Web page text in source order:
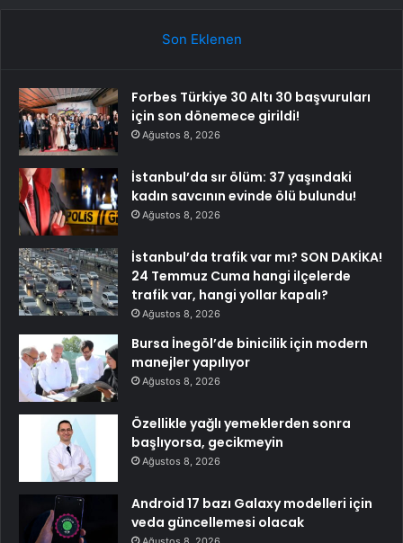
Son Eklenen
Forbes Türkiye 30 Altı 30 başvuruları
için son dönemece girildi!
Ağustos 8, 2026
İstanbul’da sır ölüm: 37 yaşındaki
kadın savcının evinde ölü bulundu!
Ağustos 8, 2026
İstanbul’da trafik var mı? SON DAKİKA!
24 Temmuz Cuma hangi ilçelerde
trafik var, hangi yollar kapalı?
Ağustos 8, 2026
Bursa İnegöl’de binicilik için modern
manejler yapılıyor
Ağustos 8, 2026
Özellikle yağlı yemeklerden sonra
başlıyorsa, gecikmeyin
Ağustos 8, 2026
Android 17 bazı Galaxy modelleri için
veda güncellemesi olacak